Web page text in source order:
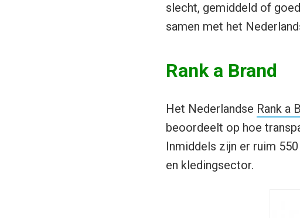
slecht, gemiddeld of
samen met het
Rank a Brand
Het Nederlandse Rank a
beoordeelt op hoe
Inmiddels zijn er ruim
en kledingsector.